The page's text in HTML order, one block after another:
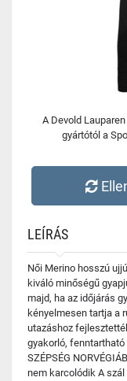
A Devold
gyártótól a
LEÍRÁS
Női Merino hosszú
kiváló minőségű
majd, ha az időjárás
kényelmesen tartja a
utazáshoz
gyakorló, fenntartható
SZÉPSÉG
nem karcolódik A